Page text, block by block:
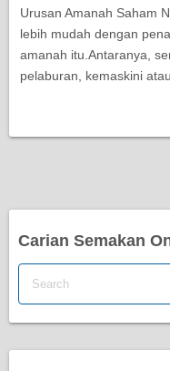
Urusan Amanah Saham
lebih mudah dengan
amanah itu.Antaranya,
pelaburan, kemaskini
Carian Semakan